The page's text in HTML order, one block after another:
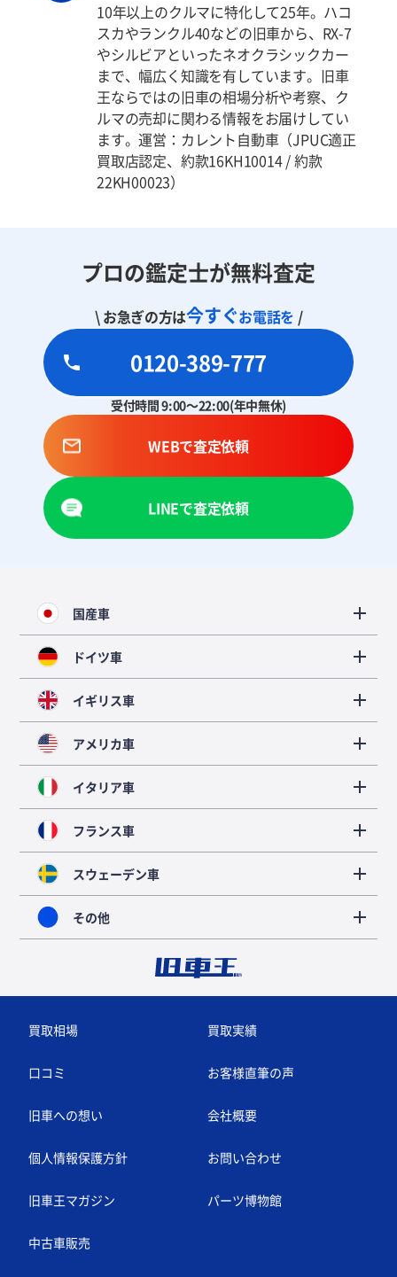
10年以上のクルマに特化して25年。ハコ
スカやランクル40などの旧車から、RX-7
やシルビアといったネオクラシックカー
まで、幅広く知識を有しています。旧車
王ならではの旧車の相場分析や考察、ク
ルマの売却に関わる情報をお届けしてい
ます。運営：カレント自動車（JPUC適正
買取店認定、約款16KH10014 / 約款
22KH00023）
プロの鑑定士が無料査定
\ お急ぎの方は今すぐお電話を /
0120-389-777
受付時間 9:00～22:00(年中無休)
WEBで査定依頼
LINEで査定依頼
国産車
ドイツ車
イギリス車
アメリカ車
イタリア車
フランス車
スウェーデン車
その他
買取相場 買取実績
口コミ お客様直筆の声
旧車への想い 会社概要
個人情報保護方針 お問い合わせ
旧車王マガジン パーツ博物館
中古車販売